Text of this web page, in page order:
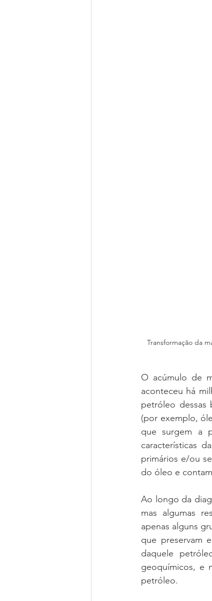
Transformação da
O acúmulo de
aconteceu há
petróleo
(por exemplo,
que surgem a
características
primários e/ou
do óleo e
Ao longo da
mas algumas
apenas alguns
que preservam
daquele
geoquímicos, e
petróleo.